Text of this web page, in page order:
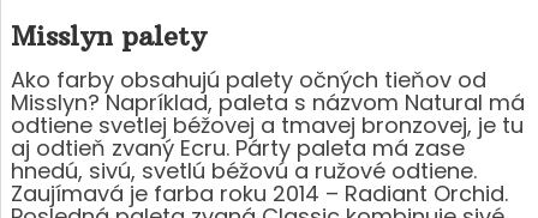
Misslyn palety
Ako farby obsahujú palety očných tieňov od
Misslyn? Napríklad, paleta s názvom Natural má
odtiene svetlej béžovej a tmavej bronzovej, je tu
aj odtieň zvaný Ecru. Párty paleta má zase
hnedú, sivú, svetlú béžovú a ružové odtiene.
Zaujímavá je farba roku 2014 – Radiant Orchid.